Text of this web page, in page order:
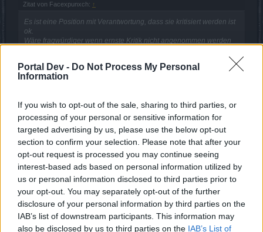
Portal Dev - Do Not Process My Personal
Information
If you wish to opt-out of the sale, sharing to third parties, or
processing of your personal or sensitive information for
targeted advertising by us, please use the below opt-out
section to confirm your selection. Please note that after your
opt-out request is processed you may continue seeing
interest-based ads based on personal information utilized by
us or personal information disclosed to third parties prior to
your opt-out. You may separately opt-out of the further
disclosure of your personal information by third parties on the
IAB’s list of downstream participants. This information may
also be disclosed by us to third parties on the IAB’s List of
Zitat von Facexpunxch: ↑
Es ist eine Position mit Verantwortung, dass sie kritisiert werden ist
ok.
Wäre fragwürdiger wenn ernste Kritik nicht angenommen werden
Das hast Du aber sehr schön geschrieben. mach weiter so!
Zum Thema:
Ja, es ist ein schwieriges Unterfangen es allen Recht
machen zu wollen. Dem Betreiber und den Forumnutzern.
Jeder hat andere Interessen und Möglichkeiten. Die Einen
könnten hier viel Wissenswertes veröffentlichen, machen
es aber nicht und die Anderen wollen sich austauschen und
auch mal meckern und übers Ziel hinaus schießen, dürfen
es aber nicht. Sehr schwierig.
Meinen Respekt haben die Moderatoren und